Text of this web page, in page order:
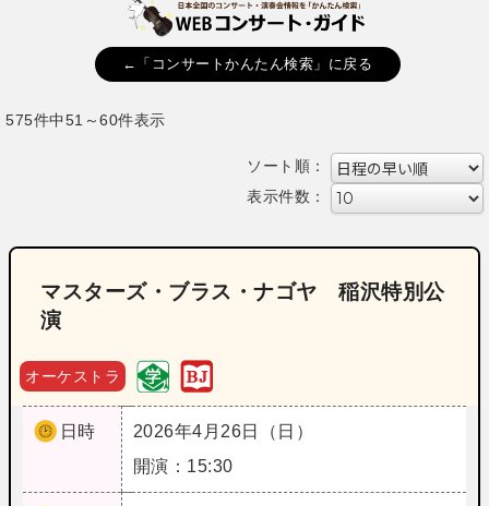
←「コンサートかんたん検索」に戻る
575件中51～60件表示
ソート順：
表示件数：
マスターズ・ブラス・ナゴヤ 稲沢特別公
演
オーケストラ
日時
2026年4月26日（日）
開演：15:30